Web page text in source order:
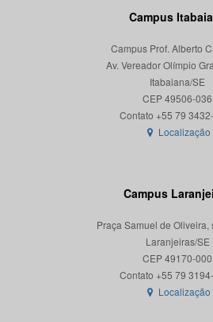
Campus
Campus Prof. Alberto
Av. Vereador Olímpio
Itabaiana/SE
CEP 49506-036
Localização
Campus
Praça Samuel de Oliveira,
Laranjeiras/SE
CEP 49170-000
Localização